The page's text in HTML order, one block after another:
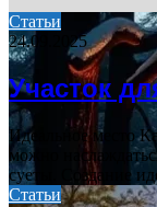
Статьи
24.09.2025
Участок
Идеальное место
можно
суеты. Создание
Статьи